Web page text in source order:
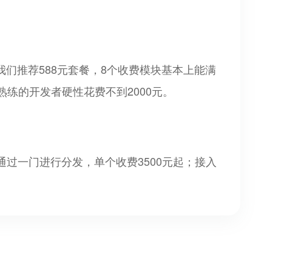
推荐588元套餐，8个收费模块基本上能满
的开发者硬性花费不到2000元。
一门进行分发，单个收费3500元起；接入